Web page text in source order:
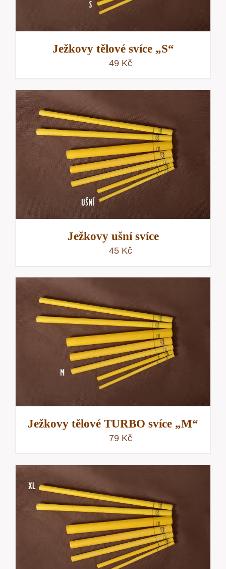
Ježkovy tělové svíce „S“
49 Kč
Ježkovy ušní svíce
45 Kč
Ježkovy tělové TURBO svíce „M“
79 Kč